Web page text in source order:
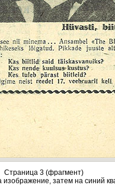
Страница 3 (фрагмент)
изображение, затем на синий